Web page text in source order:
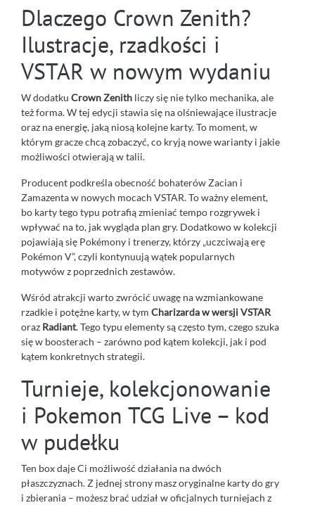
Dlaczego Crown Zenith?
Ilustracje, rzadkości i
VSTAR w nowym wydaniu
W dodatku Crown Zenith liczy się nie tylko mechanika, ale
też forma. W tej edycji stawia się na olśniewające ilustracje
oraz na energię, jaką niosą kolejne karty. To moment, w
którym gracze chcą zobaczyć, co kryją nowe warianty i jakie
możliwości otwierają w talii.
Producent podkreśla obecność bohaterów Zacian i
Zamazenta w nowych mocach VSTAR. To ważny element,
bo karty tego typu potrafią zmieniać tempo rozgrywek i
wpływać na to, jak wygląda plan gry. Dodatkowo w kolekcji
pojawiają się Pokémony i trenerzy, którzy „uczciwają erę
Pokémon V”, czyli kontynuują wątek popularnych
motywów z poprzednich zestawów.
Wśród atrakcji warto zwrócić uwagę na wzmiankowane
rzadkie i potężne karty, w tym Charizarda w wersji VSTAR
oraz Radiant. Tego typu elementy są często tym, czego szuka
się w boosterach – zarówno pod kątem kolekcji, jak i pod
kątem konkretnych strategii.
Turnieje, kolekcjonowanie
i Pokemon TCG Live – kod
w pudełku
Ten box daje Ci możliwość działania na dwóch
płaszczyznach. Z jednej strony masz oryginalne karty do gry
i zbierania – możesz brać udział w oficjalnych turniejach z